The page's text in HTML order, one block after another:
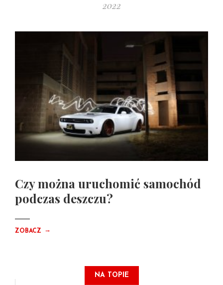
2022
Czy można uruchomić samochód
podczas deszczu?
ZOBACZ →
NA TOPIE